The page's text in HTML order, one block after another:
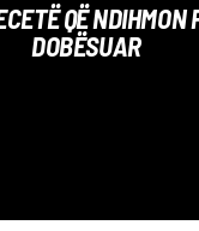
QË NDIHMON
DOBËSUAR